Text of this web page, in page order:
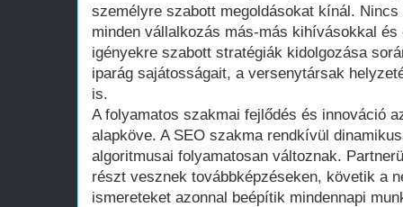
személyre szabott megoldásokat kínál.
minden vállalkozás más-más kihívásokkal
igényekre szabott stratégiák kidolgozása
iparág sajátosságait, a versenytársak
is.
A folyamatos szakmai fejlődés és innováció
alapköve. A SEO szakma rendkívül
algoritmusai folyamatosan változnak.
részt vesznek továbbképzéseken, követik a
ismereteket azonnal beépítik mindennapi